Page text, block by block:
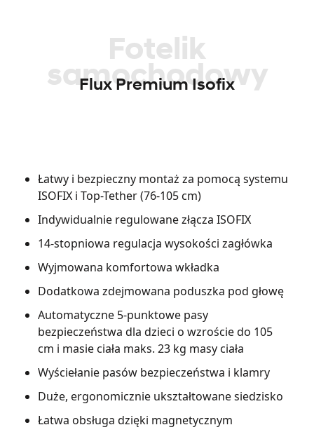
Fotelik
samochodowy
Flux Premium Isofix
Łatwy i bezpieczny montaż za pomocą systemu
ISOFIX i Top-Tether (76-105 cm)
Indywidualnie regulowane złącza ISOFIX
14-stopniowa regulacja wysokości zagłówka
Wyjmowana komfortowa wkładka
Dodatkowa zdejmowana poduszka pod głowę
Automatyczne 5-punktowe pasy
bezpieczeństwa dla dzieci o wzroście do 105
cm i masie ciała maks. 23 kg masy ciała
Wyściełanie pasów bezpieczeństwa i klamry
Duże, ergonomicznie ukształtowane siedzisko
Łatwa obsługa dzięki magnetycznym